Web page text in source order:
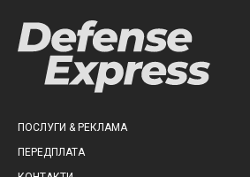
ПОСЛУГИ & РЕКЛАМА
ПЕРЕДПЛАТА